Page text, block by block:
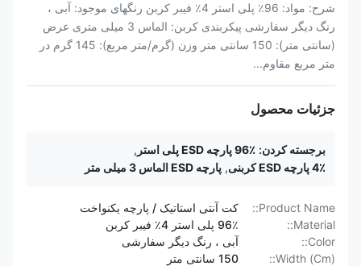
شرح: مواد: 96٪ پلی استر 4٪ فیبر کربن رنگهای موجود: آبی ،
رنگ دیگر سفارشی پیکربندی کربن: الماس 3 میلی متری عرض
(سانتی متر): 150 سانتی متر وزن (گرم/متر مربع): 145 گرم در
متر مربع مقاوم...
جزئیات محصول
برجسته کردن: 96٪ پارچه ESD پلی استر
,
4٪ پارچه ESD کربنی
, پارچه ESD الماس 3 میلی متر
Product Name::
کت آنتی استاتیک / پارچه یکنواخت
Material::
96٪ پلی استر 4٪ فیبر کربن
Color::
آبی ، رنگ دیگر سفارشی
Width (Cm)::
150 سانتی متر